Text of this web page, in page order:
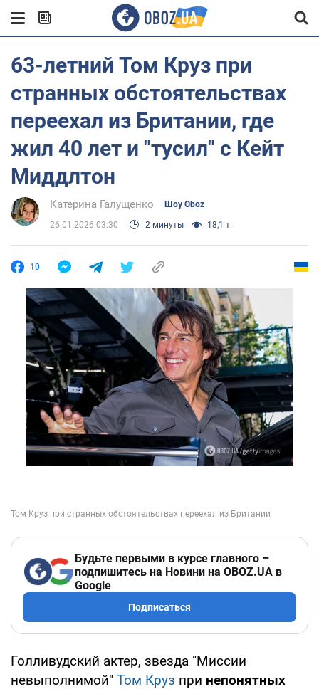
63-летний Том Круз при
странных обстоятельствах
переехал из Британии, где
жил 40 лет и "тусил" с Кейт
Миддлтон
Катерина Галущенко Шоу Oboz
26.01.2026 03:30 2 минуты 18,1 т.
10
Будьте первыми в курсе главного –
подпишитесь на Новини на OBOZ.UA в
Google
Подписаться
Голливудский актер, звезда "Миссии
невыполнимой" Том Круз при непонятных